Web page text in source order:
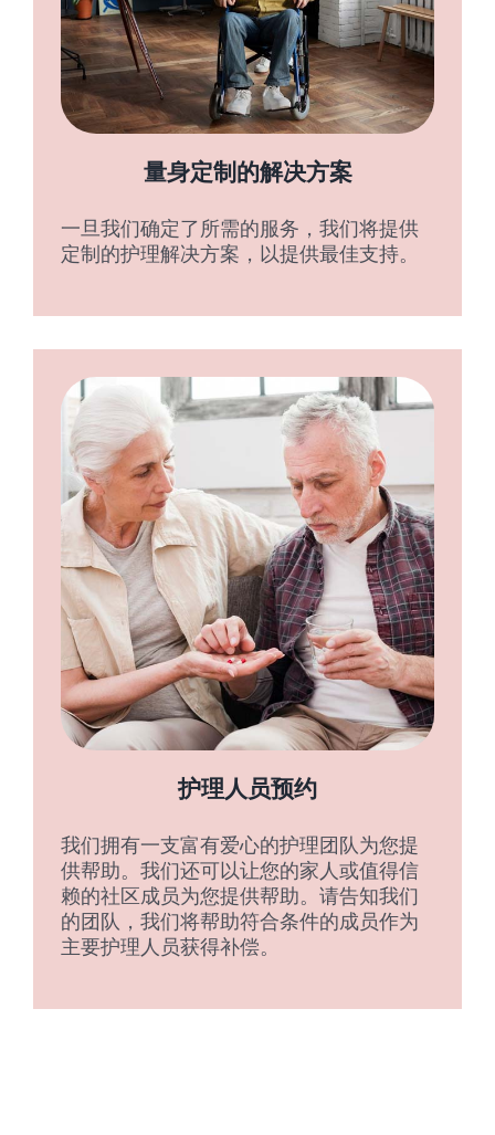
量身定制的解决方案
一旦我们确定了所需的服务，我们将提供
定制的护理解决方案，以提供最佳支持。
护理人员预约
我们拥有一支富有爱心的护理团队为您提
供帮助。我们还可以让您的家人或值得信
赖的社区成员为您提供帮助。请告知我们
的团队，我们将帮助符合条件的成员作为
主要护理人员获得补偿。